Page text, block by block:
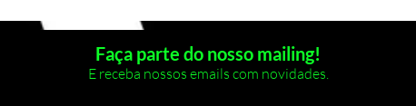
Faça parte do nosso mailing!
E receba nossos emails com novidades.